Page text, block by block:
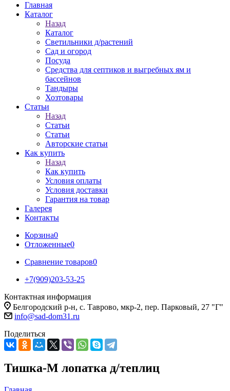
Главная
Каталог
Назад
Каталог
Светильники д/растений
Сад и огород
Посуда
Средства для септиков и выгребных ям и
бассейнов
Тандыры
Хозтовары
Статьи
Назад
Статьи
Статьи
Авторские статьи
Как купить
Назад
Как купить
Условия оплаты
Условия доставки
Гарантия на товар
Галерея
Контакты
Корзина0
Отложенные0
Сравнение товаров0
+7(909)203-53-25
Контактная информация
Белгородский р-н, с. Таврово, мкр-2, пер. Парковый, 27 "Г"
info@sad-dom31.ru
Поделиться
Тишка-М лопатка д/теплиц